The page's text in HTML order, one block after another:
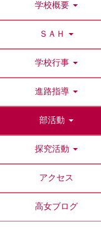
学校概要
ＳＡＨ
学校行事
進路指導
部活動
探究活動
アクセス
高女ブログ